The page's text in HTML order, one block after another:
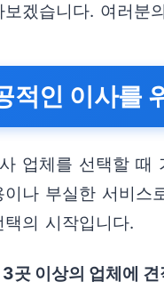
보겠습니다. 여러분
적인 이사를
업체를 선택할 때
이나 부실한 서비스
택의 시작입니다.
곳 이상의 업체에 견